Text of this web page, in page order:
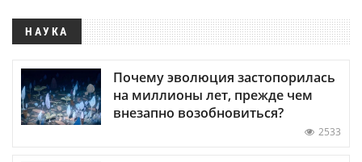
НАУКА
Почему эволюция застопорилась
на миллионы лет, прежде чем
внезапно возобновиться?
2533